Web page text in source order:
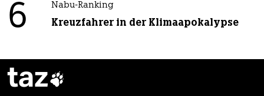
6 Nabu-Ranking
Kreuzfahrer in der Klimaapokalypse
taz